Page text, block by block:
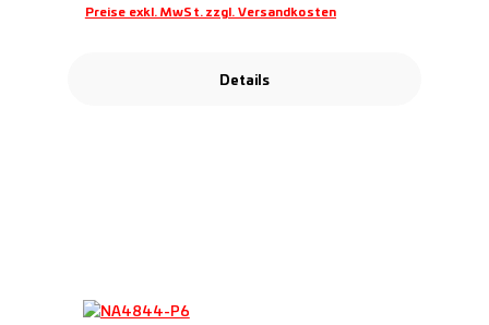
Preise exkl. MwSt. zzgl. Versandkosten
Details